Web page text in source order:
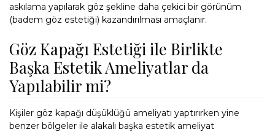
askılama yapılarak göz şekline daha çekici bir görünüm
(badem göz estetiği) kazandırılması amaçlanır.
Göz Kapağı Estetiği ile Birlikte
Başka Estetik Ameliyatlar da
Yapılabilir mi?
Kişiler göz kapağı düşüklüğü ameliyatı yaptırırken yine
benzer bölgeler ile alakalı başka estetik ameliyat